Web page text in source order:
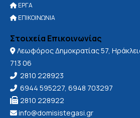
 ΕΡΓΑ
 ΕΠΙΚΟΙΝΩΝΙΑ
Στοιχεία Επικοινωνίας
 Λεωφόρος Δημοκρατίας 57,
713 06
 2810 228923
 6944 595227 6948 703297
 2810 228922
 info@domisistegasi.gr